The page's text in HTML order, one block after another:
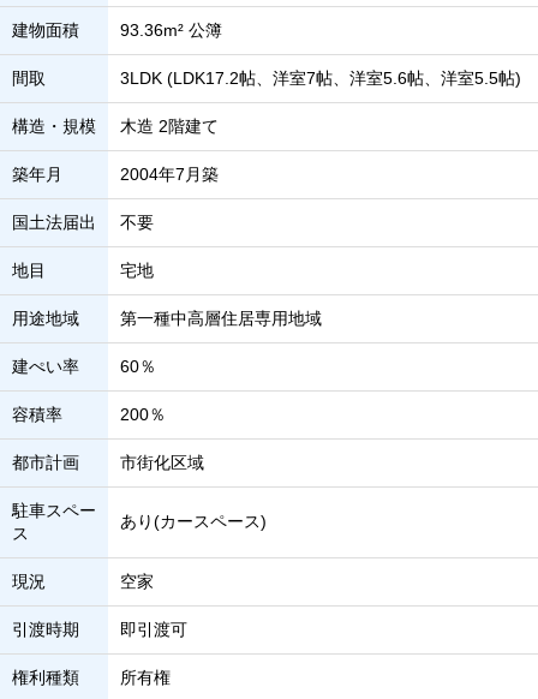
建物面積 93.36m² 公簿
間取 3LDK (LDK17.2帖、洋室7帖、洋室5.6帖、洋室5.5帖)
構造・規模 木造 2階建て
築年月 2004年7月築
国土法届出 不要
地目 宅地
用途地域 第一種中高層住居専用地域
建ぺい率 60％
容積率 200％
都市計画 市街化区域
駐車スペー
ス
あり(カースペース)
現況 空家
引渡時期 即引渡可
権利種類 所有権